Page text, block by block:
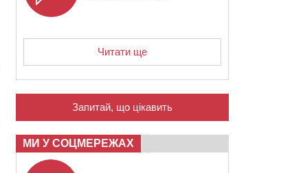
Читати ще
Запитай, що цікавить
МИ У СОЦМЕРЕЖАХ